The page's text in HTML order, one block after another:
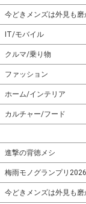
今どきメンズは外見も磨
IT/モバイル
クルマ/乗り物
ファッション
ホーム/インテリア
カルチャー/フード
進撃の背徳メシ
梅雨モノグランプリ2026
今どきメンズは外見も磨